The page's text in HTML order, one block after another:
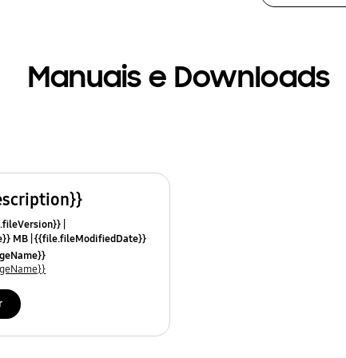
Manuais e Downloads
MB {{file.fileModifiedDate}}